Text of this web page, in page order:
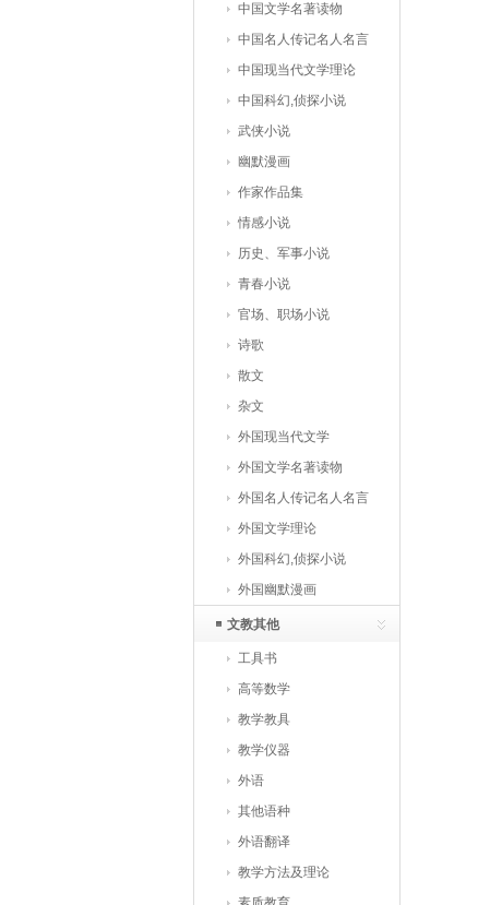
中国文学名著读物
中国名人传记名人名言
中国现当代文学理论
中国科幻,侦探小说
武侠小说
幽默漫画
作家作品集
情感小说
历史、军事小说
青春小说
官场、职场小说
诗歌
散文
杂文
外国现当代文学
外国文学名著读物
外国名人传记名人名言
外国文学理论
外国科幻,侦探小说
外国幽默漫画
文教其他
工具书
高等数学
教学教具
教学仪器
外语
其他语种
外语翻译
教学方法及理论